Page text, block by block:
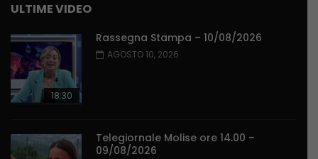
ULTIME VIDEO
18:30
Rassegna Stampa – 10/08/2026
AGOSTO 10, 2026
Telegiornale Molise ore 14.00 –
09/08/2026